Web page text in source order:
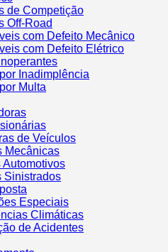
de Competição
Off-Road
com Defeito Mecânico
com Defeito Elétrico
Inadimplência
Multa
de Veículos
Mecânicas
Automotivos
Sinistrados
Especiais
Climáticas
de Acidentes